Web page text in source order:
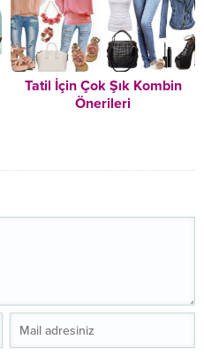
Tatil İçin Çok Şık Kombin
Önerileri